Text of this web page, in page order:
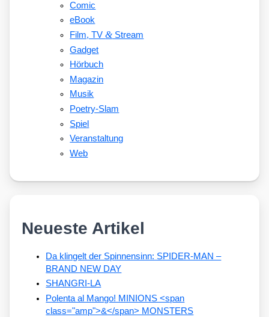
Comic
eBook
Film, TV&Stream
Gadget
Hörbuch
Magazin
Musik
Poetry-Slam
Spiel
Veranstaltung
Web
Neueste Artikel
Da klingelt der Spinnensinn: SPIDER-MAN –
BRAND NEW DAY
SHANGRI-LA
Polenta al Mango! MINIONS <span
class="amp">&</span> MONSTERS